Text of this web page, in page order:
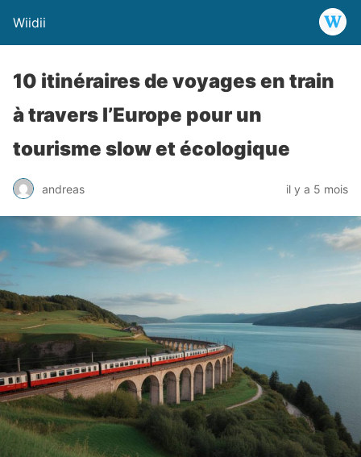
Wiidii
10 itinéraires de voyages en train
à travers l’Europe pour un
tourisme slow et écologique
andreas il y a 5 mois